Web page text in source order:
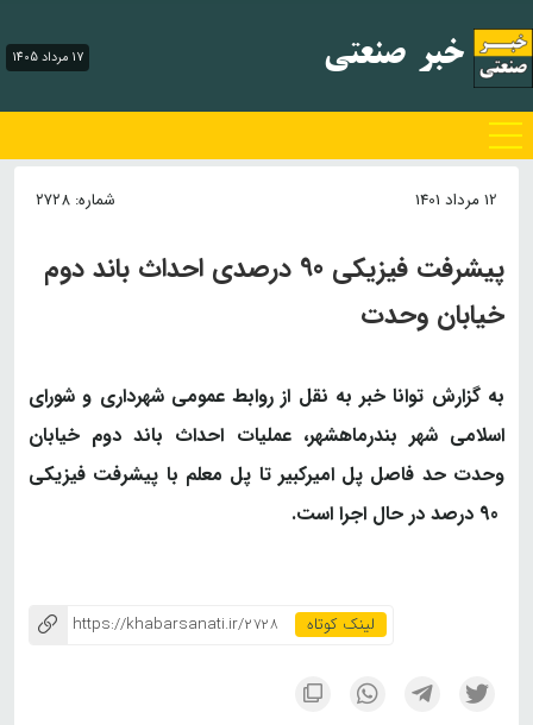
خبر صنعتی 17 مرداد 1405
رفتن
محتوا12 مرداد 1401 شماره: ۲۷۲۸
پیشرفت فیزیکی 90 درصدی احداث باند دوم
خیابان وحدت
به گزارش توانا خبر به نقل از روابط عمومی شهرداری و شورای
اسلامی شهر بندرماهشهر، عملیات احداث باند دوم خیابان
وحدت حد فاصل پل امیرکبیر تا پل معلم با پیشرفت فیزیکی
https://khabarsanati.ir/2728